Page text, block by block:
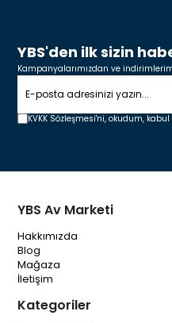
YBS'den ilk sizin
Kampanyalarımızdan ve
KVKK Sözleşmesi'ni, okudum,
YBS Av Marketi
Hakkımızda
Blog
Mağaza
İletişim
Kategoriler